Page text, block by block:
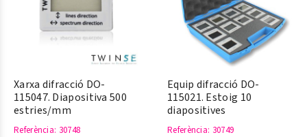
Xarxa difracció DO-
115047. Diapositiva 500
estries/mm
Referència: 30748
Equip difracció DO-
115021. Estoig 10
diapositives
Referència: 30749